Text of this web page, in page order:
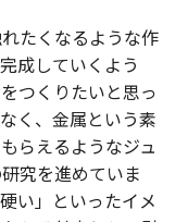
たくなるような作
成していくよう
つくりたいと思っ
く、金属という素
らえるようなジュ
究を進めていま
い」といったイメ